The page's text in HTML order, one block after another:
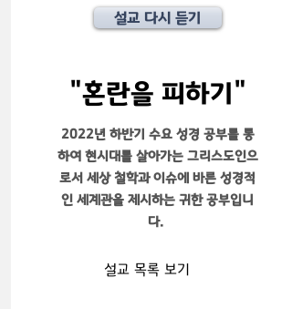
설교 다시 듣기
​"혼란을 피하기"
2022년 하반기 수요 성경 공부를 통
하여 현시대를 살아가는 그리스도인으
로서 세상 철학과 이슈에 바른 성경적
인 세계관을 제시하는 귀한 공부입니
다.
설교 목록 보기